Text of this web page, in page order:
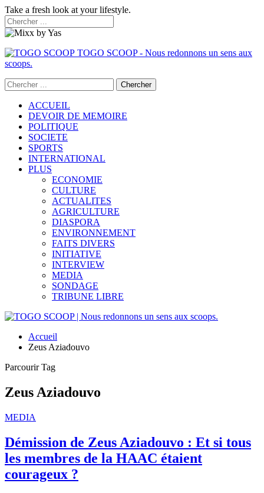
Take a fresh look at your lifestyle.
TOGO SCOOP - Nous redonnons un sens aux
scoops.
ACCUEIL
DEVOIR DE MEMOIRE
POLITIQUE
SOCIETE
SPORTS
INTERNATIONAL
PLUS
ECONOMIE
CULTURE
ACTUALITES
AGRICULTURE
DIASPORA
ENVIRONNEMENT
FAITS DIVERS
INITIATIVE
INTERVIEW
MEDIA
SONDAGE
TRIBUNE LIBRE
Accueil
Zeus Aziadouvo
Parcourir Tag
Zeus Aziadouvo
MEDIA
Démission de Zeus Aziadouvo : Et si tous
les membres de la HAAC étaient
courageux ?